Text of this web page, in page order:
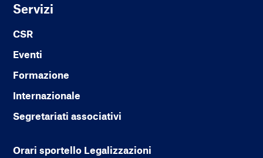
Servizi
CSR
Eventi
Formazione
Internazionale
Segretariati associativi
Orari sportello Legalizzazioni